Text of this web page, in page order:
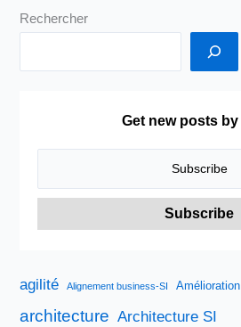
écosystèmes
Rechercher
Get new posts by
agilité Alignement business-SI
architecture Architecture SI